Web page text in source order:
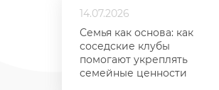
14.07.2026
Семья как основа: как
соседские клубы
помогают укреплять
семейные ценности